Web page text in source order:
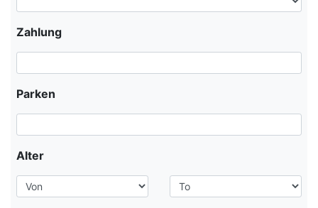
Zahlung
Parken
Alter